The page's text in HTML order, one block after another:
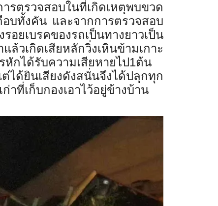
ตรวจสอบในที่เกิดเหตุพบขวด
บทั้งคัน และจากการตรวจสอบ
ยเบรคของรถเป็นทางยาวเป็น
วเกิดเสียหลักวิ่งเหินข้ามเกาะ
หักได้รับความเสียหายไป1ต้น
ด้ยินเสียงดังสนั่นจึงได้ปลุกทุก
ที่เก็บกองเอาไว้อยู่ข้างบ้าน